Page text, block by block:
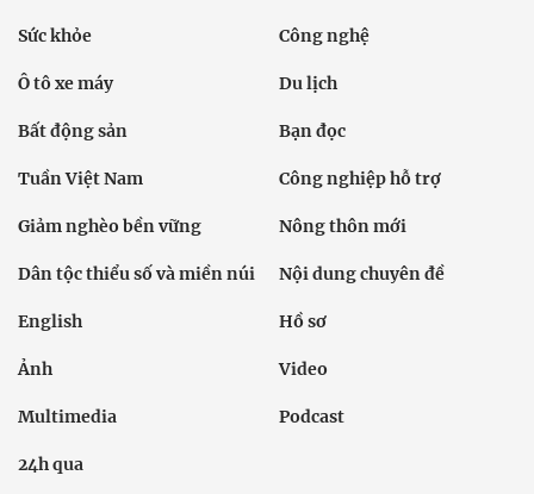
Sức khỏe Công nghệ
Ô tô xe máy Du lịch
Bất động sản Bạn đọc
Tuần Việt Nam Công nghiệp hỗ trợ
Giảm nghèo bền vững Nông thôn mới
Dân tộc thiểu số và miền núi Nội dung chuyên đề
English Hồ sơ
Ảnh Video
Multimedia Podcast
24h qua